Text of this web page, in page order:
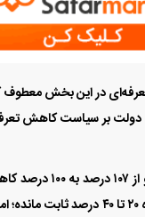
در این بخش معطوف
دولت بر سیاست کاهش
مطابق جدول جدید تعرفه‌ها که روز گذشته بر اساس مصوبه هیات دولت منتشر شد، نرخ میانگین
یافته است؛ حال آنکه مقایسه اعداد نشان می‌دهد که تعرفه خودرو‌های پرتیراژ و اقتصادی، همچنان در محدوده ۲۰ تا